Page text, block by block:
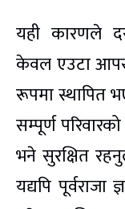
यही कारणले
केवल एउटा
रूपमा स्थापित
सम्पूर्ण
भने सुरक्षित
यद्यपि